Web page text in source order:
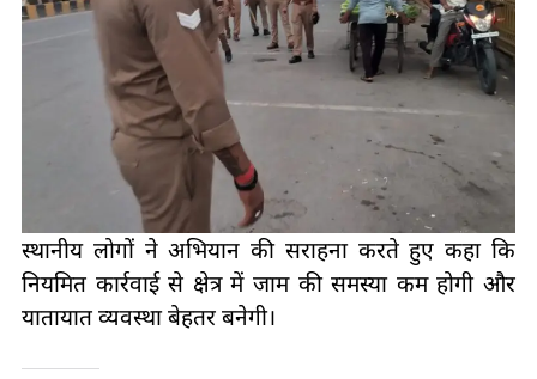
स्थानीय लोगों ने अभियान की सराहना करते हुए कहा कि
नियमित कार्रवाई से क्षेत्र में जाम की समस्या कम होगी और
यातायात व्यवस्था बेहतर बनेगी।